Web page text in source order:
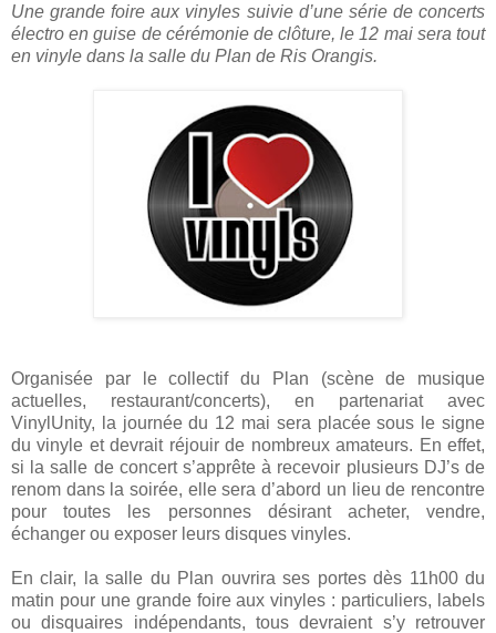
Une grande foire aux vinyles suivie d’une série de concerts
électro en guise de cérémonie de clôture, le 12 mai sera tout
en vinyle dans la salle du Plan de Ris Orangis.
Organisée par le collectif du Plan (scène de musique
actuelles, restaurant/concerts), en partenariat avec
VinylUnity, la journée du 12 mai sera placée sous le signe
du vinyle et devrait réjouir de nombreux amateurs. En effet,
si la salle de concert s’apprête à recevoir plusieurs DJ’s de
renom dans la soirée, elle sera d’abord un lieu de rencontre
pour toutes les personnes désirant acheter, vendre,
échanger ou exposer leurs disques vinyles.
En clair, la salle du Plan ouvrira ses portes dès 11h00 du
matin pour une grande foire aux vinyles : particuliers, labels
ou disquaires indépendants, tous devraient s’y retrouver